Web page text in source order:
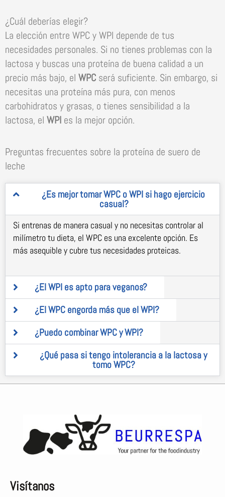
¿Cuál deberías elegir?
La elección entre WPC y WPI depende de tus
necesidades personales. Si no tienes problemas con la
lactosa y buscas una proteína de buena calidad a un
precio más bajo, el WPC será suficiente. Sin embargo, si
necesitas una proteína más pura, con menos
carbohidratos y grasas, o tienes sensibilidad a la
lactosa, el WPI es la mejor opción.
Preguntas frecuentes sobre la proteína de suero de
leche
¿Es mejor tomar WPC o WPI si hago ejercicio
casual?
Si entrenas de manera casual y no necesitas controlar al
milímetro tu dieta, el WPC es una excelente opción. Es
más asequible y cubre tus necesidades proteicas.
¿El WPI es apto para veganos?
¿El WPC engorda más que el WPI?
¿Puedo combinar WPC y WPI?
¿Qué pasa si tengo intolerancia a la lactosa y
tomo WPC?
Visítanos